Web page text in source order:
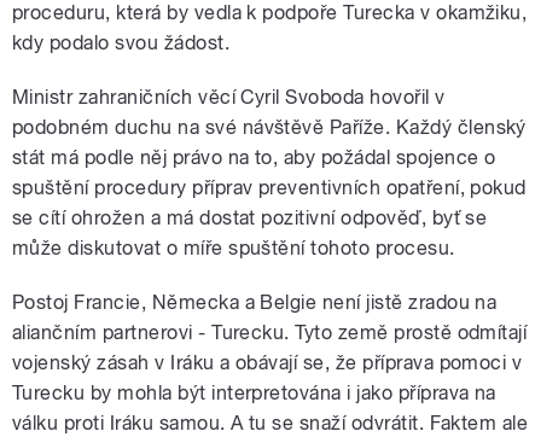
proceduru, která by vedla k podpoře Turecka v okamžiku,
kdy podalo svou žádost.
Ministr zahraničních věcí Cyril Svoboda hovořil v
podobném duchu na své návštěvě Paříže. Každý členský
stát má podle něj právo na to, aby požádal spojence o
spuštění procedury příprav preventivních opatření, pokud
se cítí ohrožen a má dostat pozitivní odpověď, byť se
může diskutovat o míře spuštění tohoto procesu.
Postoj Francie, Německa a Belgie není jistě zradou na
aliančním partnerovi - Turecku. Tyto země prostě odmítají
vojenský zásah v Iráku a obávají se, že příprava pomoci v
Turecku by mohla být interpretována i jako příprava na
válku proti Iráku samou. A tu se snaží odvrátit. Faktem ale